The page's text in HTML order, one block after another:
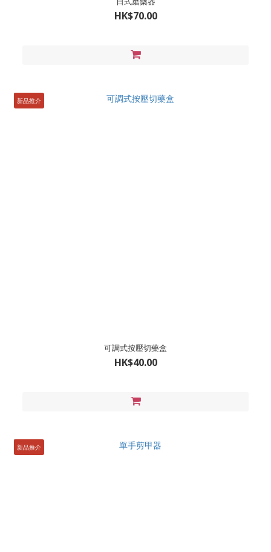
HK$70.00
新品推介
可調式按壓切藥盒
HK$40.00
新品推介